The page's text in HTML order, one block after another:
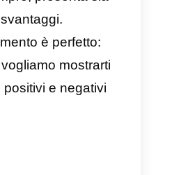
di vendita,
call center che si
a
gran numero di
il controllo preciso